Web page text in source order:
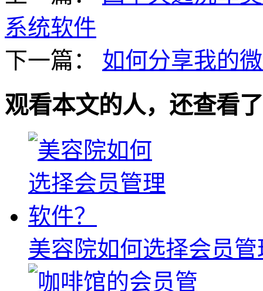
系统软件
下一篇： 如何分享我的
观看本文的人，还查看
美容院如何选择会员